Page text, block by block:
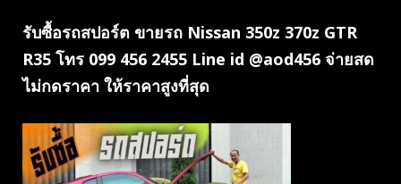
รับซื้อรถสปอร์ต ขายรถ Nissan 350z 370z GTR
R35 โทร 099 456 2455 Line id @aod456 จ่ายสด
ไม่กดราคา ให้ราคาสูงที่สุด